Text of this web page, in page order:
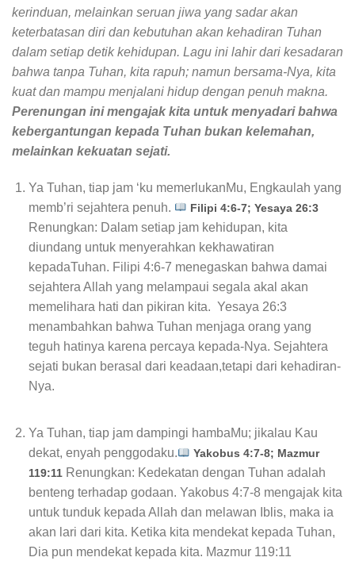
kerinduan, melainkan seruan jiwa yang sadar akan
keterbatasan diri dan kebutuhan akan kehadiran Tuhan
dalam setiap detik kehidupan. Lagu ini lahir dari kesadaran
bahwa tanpa Tuhan, kita rapuh; namun bersama-Nya, kita
kuat dan mampu menjalani hidup dengan penuh makna.
Perenungan ini mengajak kita untuk menyadari bahwa
kebergantungan kepada Tuhan bukan kelemahan,
melainkan kekuatan sejati.
Ya Tuhan, tiap jam ‘ku memerlukanMu, Engkaulah yang
memb’ri sejahtera penuh.
Filipi 4:6-7; Yesaya 26:3
Renungkan: Dalam setiap jam kehidupan, kita
diundang untuk menyerahkan kekhawatiran
kepadaTuhan. Filipi 4:6-7 menegaskan bahwa damai
sejahtera Allah yang melampaui segala akal akan
memelihara hati dan pikiran kita. Yesaya 26:3
menambahkan bahwa Tuhan menjaga orang yang
teguh hatinya karena percaya kepada-Nya. Sejahtera
sejati bukan berasal dari keadaan,tetapi dari kehadiran-
Nya.
Ya Tuhan, tiap jam dampingi hambaMu; jikalau Kau
dekat, enyah penggodaku.
Yakobus 4:7-8; Mazmur
119:11 Renungkan: Kedekatan dengan Tuhan adalah
benteng terhadap godaan. Yakobus 4:7-8 mengajak kita
untuk tunduk kepada Allah dan melawan Iblis, maka ia
akan lari dari kita. Ketika kita mendekat kepada Tuhan,
Dia pun mendekat kepada kita. Mazmur 119:11